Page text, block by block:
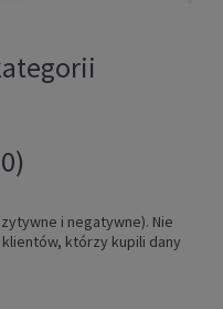
i negatywne). Nie
którzy kupili dany